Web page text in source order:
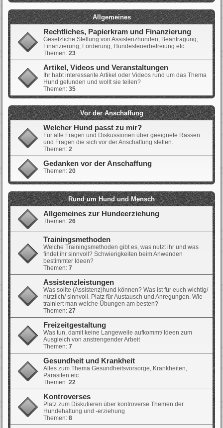
Allgemeines
Rechtliches, Papierkram und Finanzierung
Gesetzliche Stellung von Assistenzhunden, Beantragung,
Finanzierung, Förderung, Hundesteuerbefreiung etc.
Themen: 23
Artikel, Videos und Veranstaltungen
Ihr habt interessante Artikel oder Videos rund um das Thema
Hund gefunden und wollt sie teilen?
Themen: 35
Vor der Anschaffung
Welcher Hund passt zu mir?
Für alle Fragen und Diskussionen über geeignete Rassen
und Fragen die sich vor der Anschaffung stellen.
Themen: 2
Gedanken vor der Anschaffung
Themen: 20
Rund um Hund und Mensch
Allgemeines zur Hundeerziehung
Themen: 26
Trainingsmethoden
Welche Trainingsmethoden gibt es, was nutzt ihr und was
findet ihr sinnvoll? Schwierigkeiten beim Anwenden
bestimmter Ideen?
Themen: 7
Assistenzleistungen
Was sollte (Assistenz)hund können? Was ist für euch wichtig/
nützlich/ sinnvoll. Platz für Austausch und Anregungen. Wie
trainiert man welche Übungen am besten?
Themen: 27
Freizeitgestaltung
Was tun, damit keine Langeweile aufkommt/ Ideen zum
Ausgleich von anstrengender Arbeit
Themen: 7
Gesundheit und Krankheit
Alles zum Thema Gesundheitsvorsorge, Krankheiten,
Parasiten etc.
Themen: 22
Kontroverses
Platz zum Diskutieren über kontroverse Themen der
Hundehaltung und -erziehung
Themen: 8